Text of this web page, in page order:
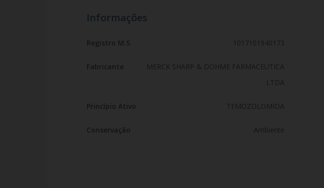
Informações
Registro M.S 1017101940173
Fabricante
MERCK SHARP & DOHME FARMACEUTICA
LTDA
Princípio Ativo TEMOZOLOMIDA
Conservação Ambiente